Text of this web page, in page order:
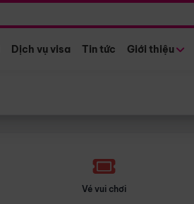
Dịch vụ visa Tin tức Giới thiệu
Vé vui chơi